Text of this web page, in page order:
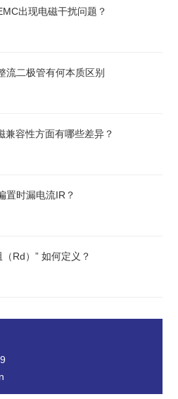
出现电磁干扰问题？
流二极管有何本质区别
兼容性方面有哪些差异？
置时漏电流IR？
Rd）” 如何定义？